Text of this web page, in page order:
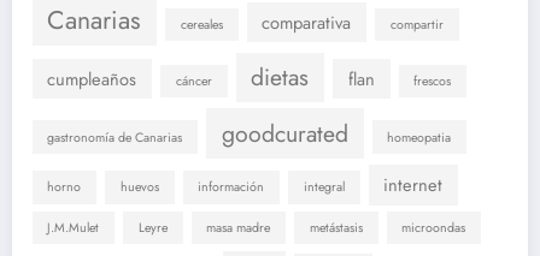
Canarias cereales comparativa compartir
cumpleaños cáncer dietas flan frescos
gastronomía de Canarias goodcurated homeopatia
horno huevos información integral internet
J.M.Mulet Leyre masa madre metástasis microondas